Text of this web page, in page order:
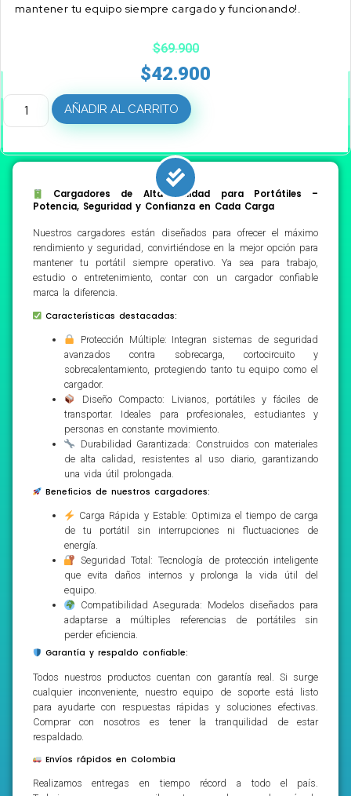
mantener tu equipo siempre cargado y funcionando!.
$69.900
$42.900
AÑADIR AL CARRITO
Cargadores de Alta Calidad para Portátiles –
Potencia, Seguridad y Confianza en Cada Carga
Nuestros cargadores están diseñados para ofrecer el máximo
rendimiento y seguridad, convirtiéndose en la mejor opción para
mantener tu portátil siempre operativo. Ya sea para trabajo,
estudio o entretenimiento, contar con un cargador confiable
marca la diferencia.
Características destacadas:
Protección Múltiple: Integran sistemas de seguridad
avanzados contra sobrecarga, cortocircuito y
sobrecalentamiento, protegiendo tanto tu equipo como el
cargador.
Diseño Compacto: Livianos, portátiles y fáciles de
transportar. Ideales para profesionales, estudiantes y
personas en constante movimiento.
Durabilidad Garantizada: Construidos con materiales
de alta calidad, resistentes al uso diario, garantizando
una vida útil prolongada.
Beneficios de nuestros cargadores:
Carga Rápida y Estable: Optimiza el tiempo de carga
de tu portátil sin interrupciones ni fluctuaciones de
energía.
Seguridad Total: Tecnología de protección inteligente
que evita daños internos y prolonga la vida útil del
equipo.
Compatibilidad Asegurada: Modelos diseñados para
adaptarse a múltiples referencias de portátiles sin
perder eficiencia.
Garantía y respaldo confiable:
Todos nuestros productos cuentan con garantía real. Si surge
cualquier inconveniente, nuestro equipo de soporte está listo
para ayudarte con respuestas rápidas y soluciones efectivas.
Comprar con nosotros es tener la tranquilidad de estar
respaldado.
Envíos rápidos en Colombia
Realizamos entregas en tiempo récord a todo el país.